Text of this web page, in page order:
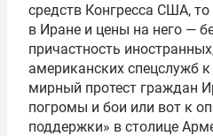
средств Конгресса США,
в Иране и цены на него —
причастность
американских спецслужб
мирный протест граждан
погромы и бои или вот к
поддержки» в столице